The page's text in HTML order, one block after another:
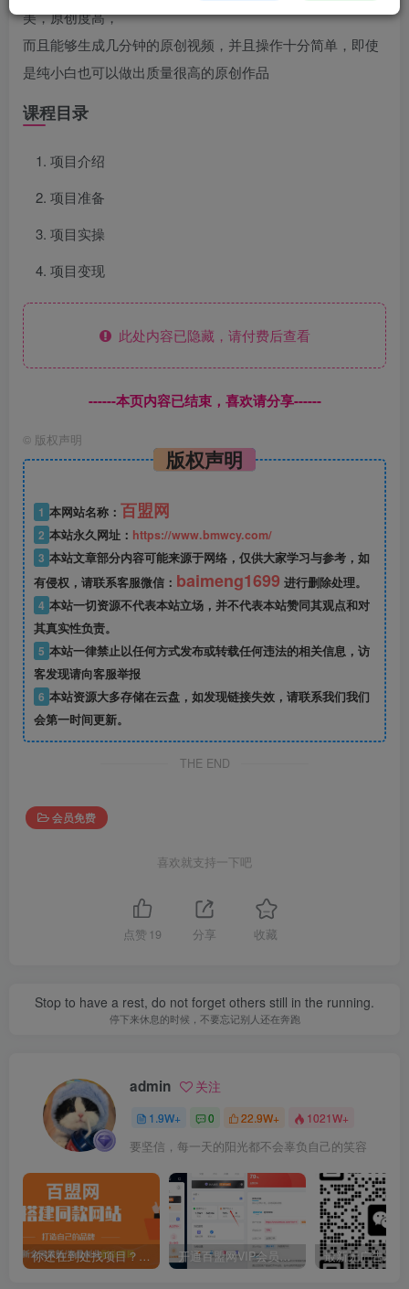
美，原创度高，
而且能够生成几分钟的原创视频，并且操作十分简单，即使
是纯小白也可以做出质量很高的原创作品
课程目录
项目介绍
项目准备
项目实操
项目变现
此处内容已隐藏，请付费后查看
------本页内容已结束，喜欢请分享------
© 版权声明
版权声明
1 本网站名称： 百盟网
2 本站永久网址： https://www.bmwcy.com/
3 本站文章部分内容可能来源于网络，仅供大家学习与参考，如
有侵权，请联系客服微信： baimeng1699 进行删除处理。
4 本站一切资源不代表本站立场，并不代表本站赞同其观点和对
其真实性负责。
5 本站一律禁止以任何方式发布或转载任何违法的相关信息，访
客发现请向客服举报
6 本站资源大多存储在云盘，如发现链接失效，请联系我们我们
会第一时间更新。
THE END
会员免费
喜欢就支持一下吧
点赞 19 分享 收藏
Stop to have a rest, do not forget others still in the running.
停下来休息的时候，不要忘记别人还在奔跑
admin 关注
1.9W+ 0 22.9W+ 1021W+
要坚信，每一天的阳光都不会辜负自己的笑容
你还在到处找项目？还在当韭菜？我靠卖项目一个月收入5万+，曾经我也是个失败者。 开通百盟网VIP会员，尊享全站资源免费下载，享70%的推广提成！！【限时五折优惠】